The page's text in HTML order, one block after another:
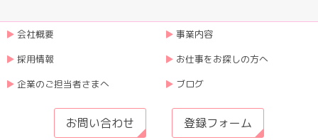
会社概要
事業内容
採用情報
お仕事をお探しの方へ
企業のご担当者さまへ
ブログ
お問い合わせ 登録フォーム